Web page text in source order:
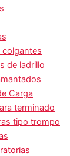
de ladrillo
Carga
terminado
tipo trompo